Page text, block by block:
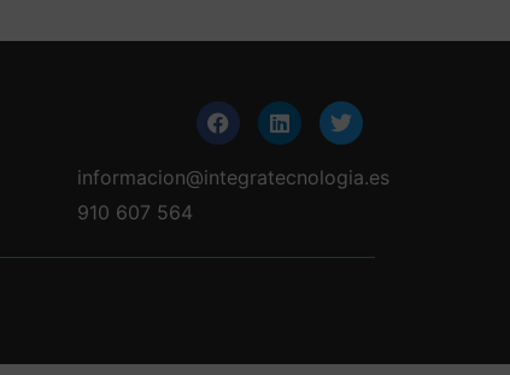
informacion@integratecnologia.es
910 607 564